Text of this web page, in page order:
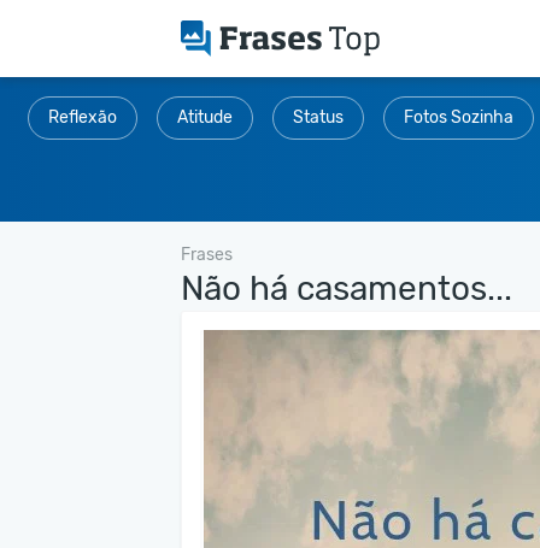
Reflexão Atitude Status Fotos Sozinha
Frases
Não há casamentos...